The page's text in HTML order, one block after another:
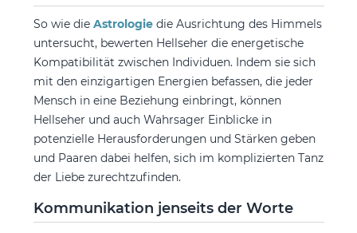
So wie die Astrologiedie Ausrichtung des Himmels
untersucht, bewerten Hellseher die energetische
Kompatibilität zwischen Individuen. Indem sie sich
mit den einzigartigen Energien befassen, die jeder
Mensch in eine Beziehung einbringt, können
Hellseher und auch Wahrsager Einblicke in
potenzielle Herausforderungen und Stärken geben
und Paaren dabei helfen, sich im komplizierten Tanz
der Liebe zurechtzufinden.
Kommunikation jenseits der Worte